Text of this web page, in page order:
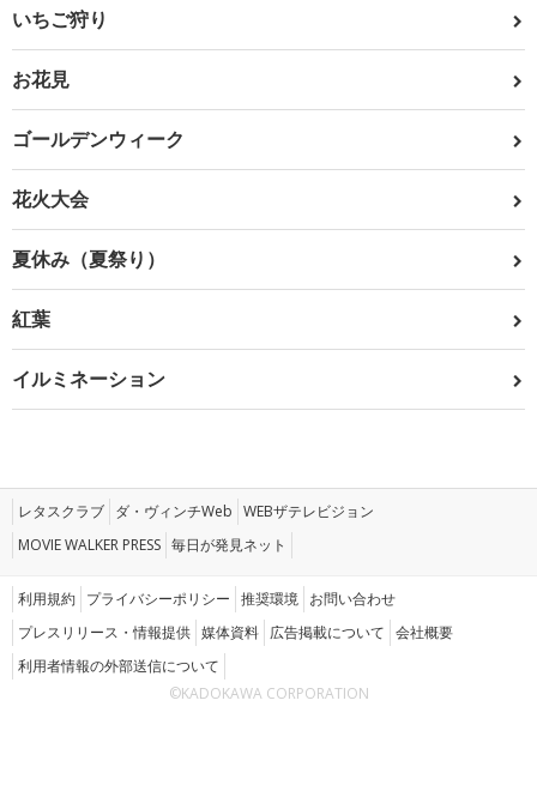
いちご狩り
お花見
ゴールデンウィーク
花火大会
夏休み（夏祭り）
紅葉
イルミネーション
レタスクラブ ダ・ヴィンチWeb WEBザテレビジョン
MOVIE WALKER PRESS 毎日が発見ネット
利用規約 プライバシーポリシー 推奨環境 お問い合わせ
プレスリリース・情報提供 媒体資料 広告掲載について 会社概要
利用者情報の外部送信について
©KADOKAWA CORPORATION